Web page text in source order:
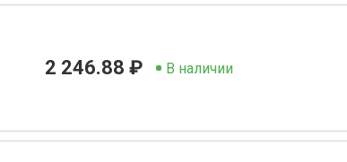
2 246.88 ₽ В наличии